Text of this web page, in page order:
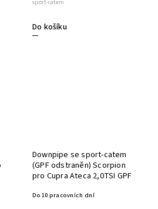
Do košíku
sport-catem
Downpipe se sport-catem
(GPF odstraněn) Scorpion
pro Cupra Ateca 2,0TSI GPF
Do 10 pracovních dní